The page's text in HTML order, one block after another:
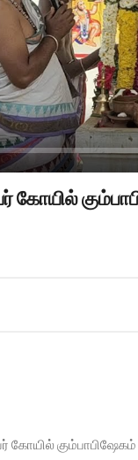
கோயில்
கோயில் கும்பாபிஷேகம்